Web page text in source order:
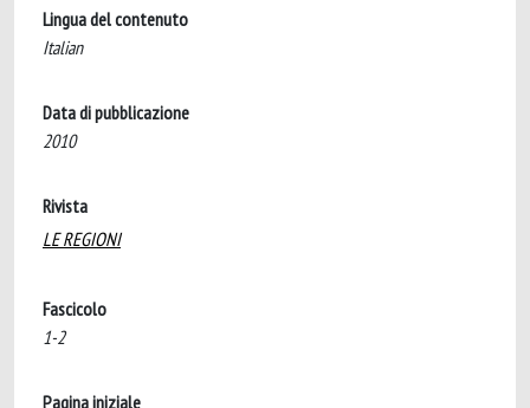
Lingua del contenuto
Italian
Data di pubblicazione
2010
Rivista
LE REGIONI
Fascicolo
1-2
Pagina iniziale